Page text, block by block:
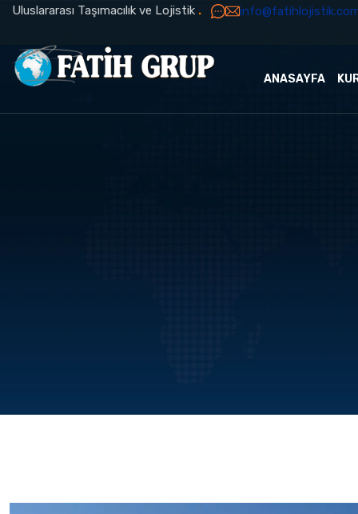
Uluslararası Taşımacılık ve Lojistik .
ANASAYFA